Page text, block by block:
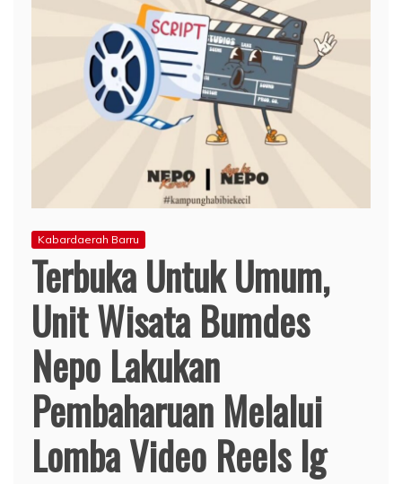
Kabardaerah Barru
Terbuka Untuk Umum,
Unit Wisata Bumdes
Nepo Lakukan
Pembaharuan Melalui
Lomba Video Reels Ig